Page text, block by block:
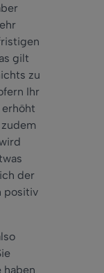
gilt
zu
Ihr
der
positiv
haben